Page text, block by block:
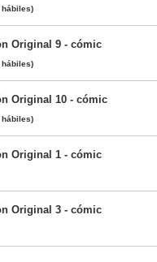
hábiles)
Original 9 - cómic
hábiles)
Original 10 - cómic
hábiles)
Original 1 - cómic
Original 3 - cómic